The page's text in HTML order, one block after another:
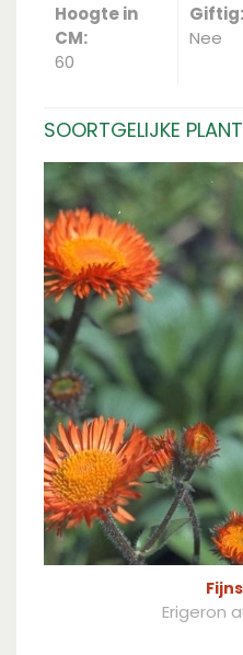
Hoogte in
CM:
60
Giftig:
Nee
SOORTGELIJKE
Erigeron